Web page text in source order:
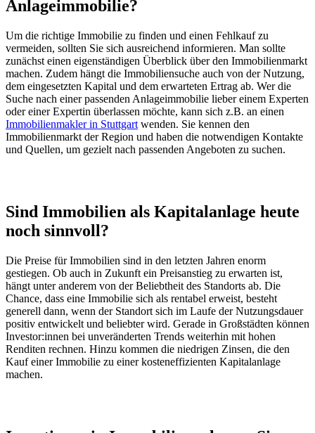
Anlageimmobilie?
Um die richtige Immobilie zu finden und einen Fehlkauf zu
vermeiden, sollten Sie sich ausreichend informieren. Man sollte
zunächst einen eigenständigen Überblick über den Immobilienmarkt
machen. Zudem hängt die Immobiliensuche auch von der Nutzung,
dem eingesetzten Kapital und dem erwarteten Ertrag ab. Wer die
Suche nach einer passenden Anlageimmobilie lieber einem Experten
oder einer Expertin überlassen möchte, kann sich z.B. an einen
Immobilienmakler in Stuttgart wenden. Sie kennen den
Immobilienmarkt der Region und haben die notwendigen Kontakte
und Quellen, um gezielt nach passenden Angeboten zu suchen.
Sind Immobilien als Kapitalanlage heute
noch sinnvoll?
Die Preise für Immobilien sind in den letzten Jahren enorm
gestiegen. Ob auch in Zukunft ein Preisanstieg zu erwarten ist,
hängt unter anderem von der Beliebtheit des Standorts ab. Die
Chance, dass eine Immobilie sich als rentabel erweist, besteht
generell dann, wenn der Standort sich im Laufe der Nutzungsdauer
positiv entwickelt und beliebter wird. Gerade in Großstädten können
Investor:innen bei unveränderten Trends weiterhin mit hohen
Renditen rechnen. Hinzu kommen die niedrigen Zinsen, die den
Kauf einer Immobilie zu einer kosteneffizienten Kapitalanlage
machen.